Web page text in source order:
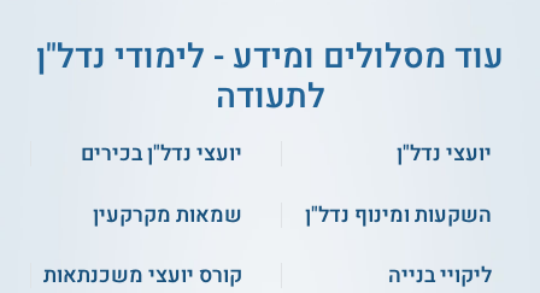
יסודות התכנון העירוני מס שבח ומס רכוש
מקרקעין
תכניות לבניין ערים
יסודות הכלכלה
עוד מסלולים ומידע - לימודי נדל"ן
לתעודה
יועצי נדל"ן
יועצי נדל"ן בכירים
השקעות ומינוף נדל"ן
שמאות מקרקעין
ליקויי בנייה
קורס יועצי משכנתאות